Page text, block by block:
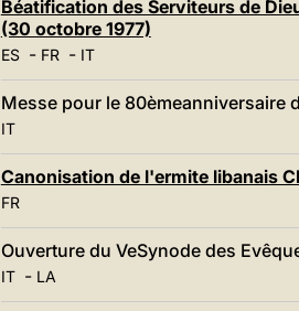
Béatification des Serviteurs de
(30 octobre 1977)
ES- FR- IT
Messe pour le 80èmeanniversaire
IT
Canonisation de l'ermite libanais
FR
Ouverture du VeSynode des
IT- LA